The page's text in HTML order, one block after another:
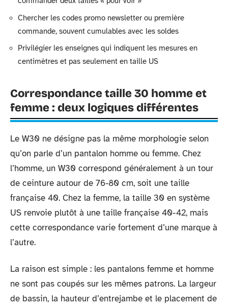
Chercher les codes promo newsletter ou première
commande, souvent cumulables avec les soldes
Privilégier les enseignes qui indiquent les mesures en
centimètres et pas seulement en taille US
Correspondance taille 30 homme et
femme : deux logiques différentes
Le W30 ne désigne pas la même morphologie selon
qu’on parle d’un pantalon homme ou femme. Chez
l’homme, un W30 correspond généralement à un tour
de ceinture autour de 76-80 cm, soit une taille
française 40. Chez la femme, la taille 30 en système
US renvoie plutôt à une taille française 40-42, mais
cette correspondance varie fortement d’une marque à
l’autre.
La raison est simple : les pantalons femme et homme
ne sont pas coupés sur les mêmes patrons. La largeur
de bassin, la hauteur d’entrejambe et le placement de